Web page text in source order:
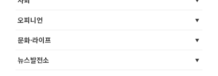
오피니언
문화·라이프
뉴스발전소